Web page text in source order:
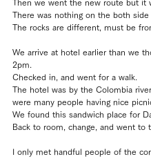
Then we went the new route but it
There was nothing on the both side
The rocks are different, must be
We arrive at hotel earlier than we
2pm.
Checked in, and went for a walk.
The hotel was by the Colombia
were many people having nice
We found this sandwich place for
Back to room, change, and went to
I only met handful people of the